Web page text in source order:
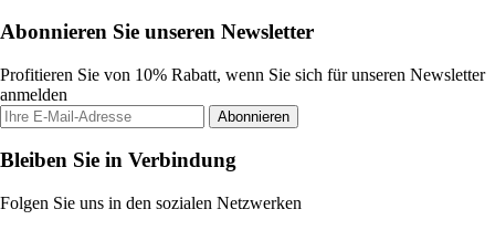
Abonnieren Sie unseren Newsletter
Profitieren Sie von 10% Rabatt, wenn Sie sich für unseren Newsletter
anmelden
Abonnieren
Bleiben Sie in Verbindung
Folgen Sie uns in den sozialen Netzwerken